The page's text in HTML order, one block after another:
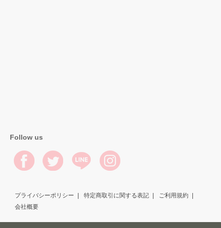
Follow us
プライバシーポリシー 特定商取引に関する表記
ご利用規約
会社概要